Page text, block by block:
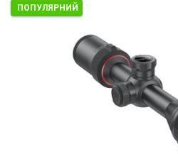
ПОПУЛЯРНИЙ